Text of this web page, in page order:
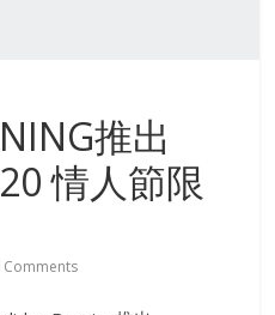
推出
情人節限
Comments